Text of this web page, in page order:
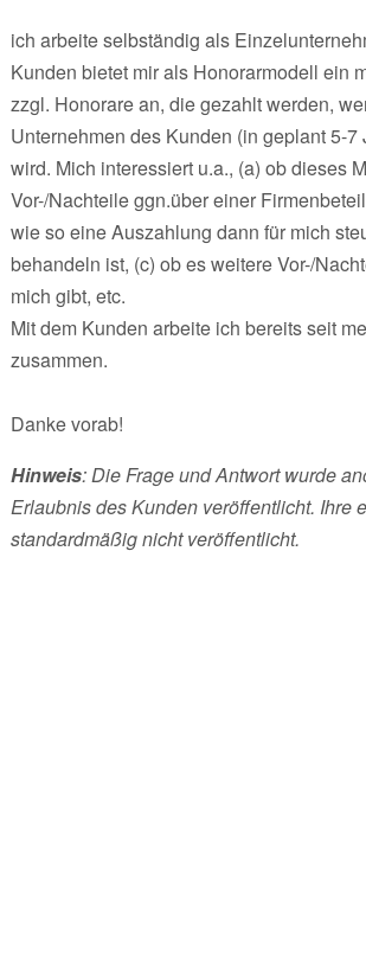
ich arbeite selbständig als
Kunden bietet mir als Honorarmodell ein
zzgl. Honorare an, die gezahlt werden,
Unternehmen des Kunden (in geplant 5-7
wird. Mich interessiert u.a., (a) ob dieses
Vor-/Nachteile ggn.über einer
wie so eine Auszahlung dann für mich
behandeln ist, (c) ob es weitere Vor-/
mich gibt, etc.
Mit dem Kunden arbeite ich bereits seit
zusammen.
Danke vorab!
Hinweis: Die Frage und Antwort wurde
Erlaubnis des Kunden veröffentlicht. Ihre
standardmäßig nicht veröffentlicht.